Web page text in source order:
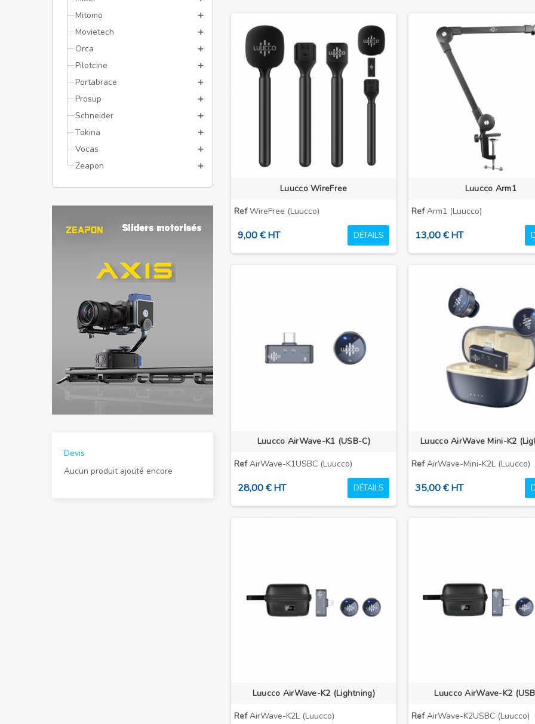
Mitomo
Movietech
Orca
Pilotcine
Portabrace
Prosup
Schneider
Tokina
Vocas
Zeapon
Devis
Aucun produit ajouté encore
Luucco WireFree
RefWireFree (Luucco)
9,00 € HT DÉTAILS
Luucco Arm1
RefArm1 (Luucco)
13,00 € HT
Luucco AirWave-K1 (USB-C)
RefAirWave-K1USBC (Luucco)
28,00 € HT DÉTAILS
Luucco AirWave Mini-K2
RefAirWave-Mini-K2L (Luucco)
35,00 € HT
Luucco AirWave-K2 (Lightning)
RefAirWave-K2L (Luucco)
Luucco AirWave-K2
RefAirWave-K2USBC (Luucco)